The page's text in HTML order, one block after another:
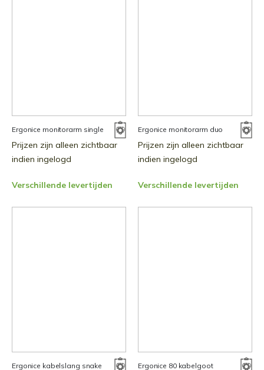
Ergonice monitorarm single
Prijzen zijn alleen zichtbaar
indien ingelogd
Verschillende levertijden
Ergonice monitorarm duo
Prijzen zijn alleen zichtbaar
indien ingelogd
Verschillende levertijden
Ergonice kabelslang snake Ergonice 80 kabelgoot